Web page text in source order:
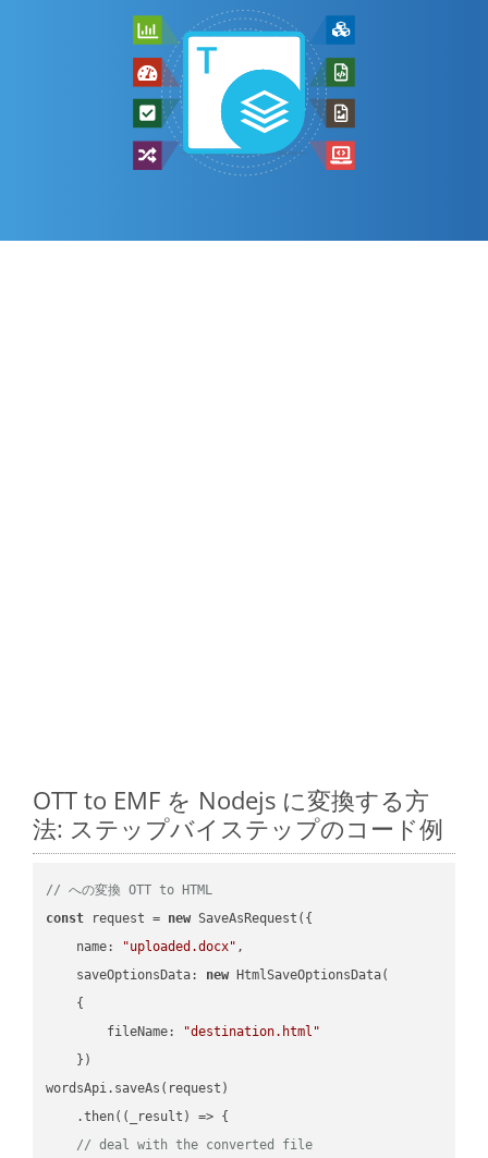
OTT to EMF を Nodejs に変換する方
法: ステップバイステップのコード例
// への変換 OTT to HTML
const request = new SaveAsRequest({
name: "uploaded.docx" ,
saveOptionsData: new HtmlSaveOptionsData(
    {
fileName:
"destination.html"
    })
wordsApi.saveAs(request)
    .then(
( _result ) => {
// deal with the converted file